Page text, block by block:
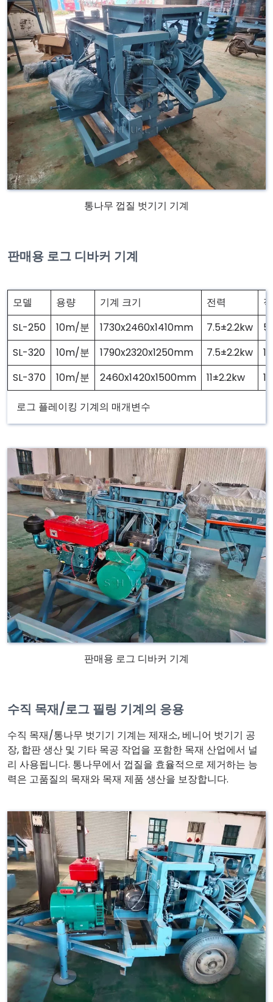
통나무 껍질 벗기기 기계
판매용 로그 디바커 기계
모델 용량 기계 크기 전력
SL-250
10m/분 1730x2460x1410mm 7.5±2.2kw
SL-320
10m/분 1790x2320x1250mm 7.5±2.2kw
SL-370
10m/분 2460x1420x1500mm 11±2.2kw
로그 플레이킹 기계의 매개변수
판매용 로그 디바커 기계
수직 목재/로그 필링 기계의 응용
수직 목재/통나무 벗기기 기계는 제재소, 베니어 벗기기 공
장, 합판 생산 및 기타 목공 작업을 포함한 목재 산업에서 널
리 사용됩니다. 통나무에서 껍질을 효율적으로 제거하는 능
력은 고품질의 목재와 목재 제품 생산을 보장합니다.